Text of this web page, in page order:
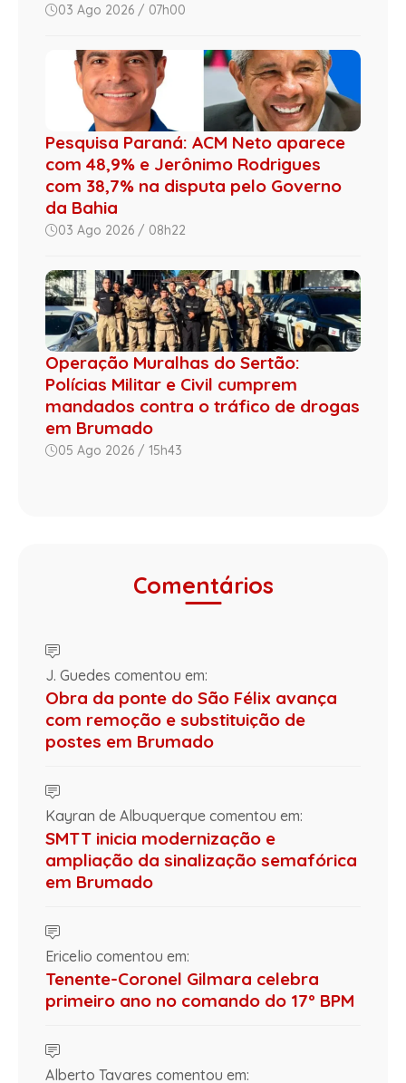
03 Ago 2026 / 07h00
Pesquisa Paraná: ACM Neto aparece
com 48,9% e Jerônimo Rodrigues
com 38,7% na disputa pelo Governo
da Bahia
03 Ago 2026 / 08h22
Operação Muralhas do Sertão:
Polícias Militar e Civil cumprem
mandados contra o tráfico de drogas
em Brumado
05 Ago 2026 / 15h43
Comentários
J. Guedes comentou em:
Obra da ponte do São Félix avança
com remoção e substituição de
postes em Brumado
Kayran de Albuquerque comentou em:
SMTT inicia modernização e
ampliação da sinalização semafórica
em Brumado
Ericelio comentou em:
Tenente-Coronel Gilmara celebra
primeiro ano no comando do 17º BPM
Alberto Tavares comentou em: